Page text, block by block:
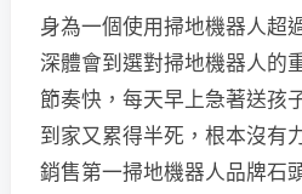
身為一個使用掃地機器人超
深體會到選對掃地機器人的
節奏快，每天早上急著送孩
到家又累得半死，根本沒有
銷售第一掃地機器人品牌石